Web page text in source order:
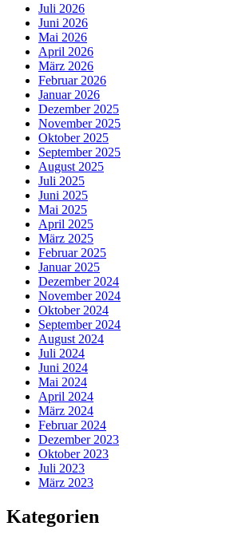
Juli 2026
Juni 2026
Mai 2026
April 2026
März 2026
Februar 2026
Januar 2026
Dezember 2025
November 2025
Oktober 2025
September 2025
August 2025
Juli 2025
Juni 2025
Mai 2025
April 2025
März 2025
Februar 2025
Januar 2025
Dezember 2024
November 2024
Oktober 2024
September 2024
August 2024
Juli 2024
Juni 2024
Mai 2024
April 2024
März 2024
Februar 2024
Dezember 2023
Oktober 2023
Juli 2023
März 2023
Kategorien